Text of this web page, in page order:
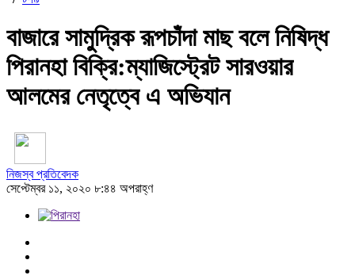
বাজারে সামুদ্রিক রূপচাঁদা মাছ বলে নিষিদ্ধ
পিরানহা বিক্রি:ম্যাজিস্ট্রেট সারওয়ার
আলমের নেতৃত্বে এ অভিযান
নিজস্ব প্রতিবেদক
সেপ্টেম্বর ১১, ২০২০ ৮:৪৪ অপরাহ্ণ